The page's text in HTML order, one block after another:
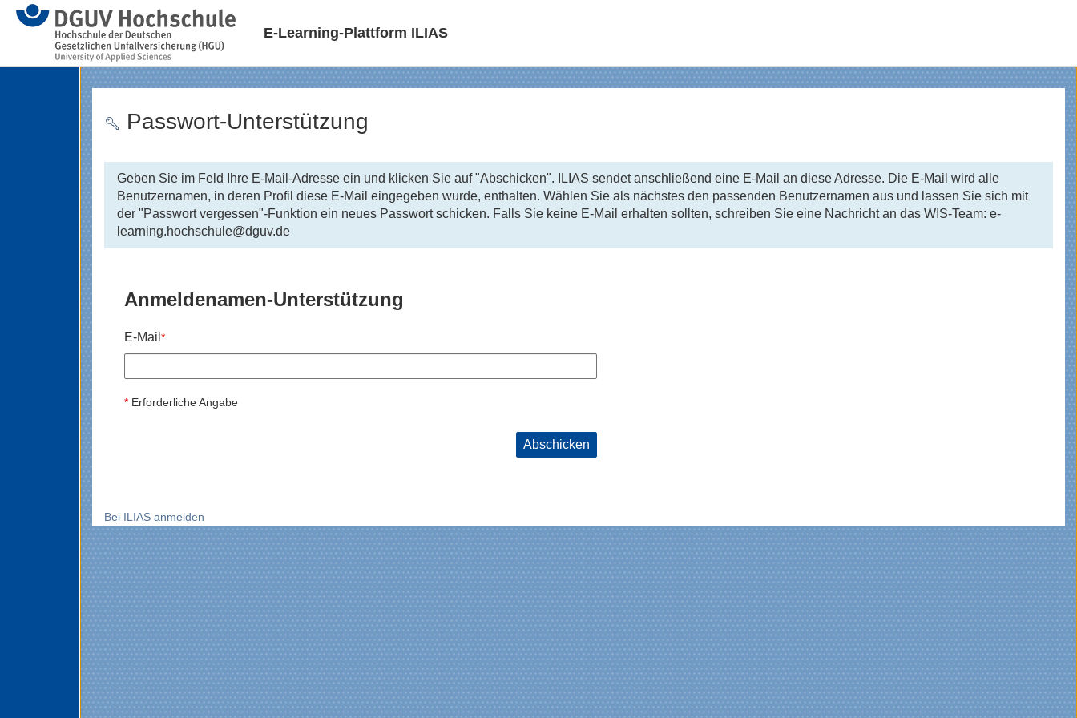
E-Learning-Plattform ILIAS
Passwort-Unterstützung
Geben Sie im Feld Ihre E-Mail-Adresse ein und klicken Sie auf "Abschicken". ILIAS sendet anschließend eine E-Mail an diese Adresse. Die E-Mail wird alle
Benutzernamen, in deren Profil diese E-Mail eingegeben wurde, enthalten. Wählen Sie als nächstes den passenden Benutzernamen aus und lassen Sie sich mit
der "Passwort vergessen"-Funktion ein neues Passwort schicken. Falls Sie keine E-Mail erhalten sollten, schreiben Sie eine Nachricht an das WIS-Team: e-
learning.hochschule@dguv.de
Anmeldenamen-Unterstützung
E-Mail *
* Erforderliche Angabe
Abschicken
Bei ILIAS anmelden